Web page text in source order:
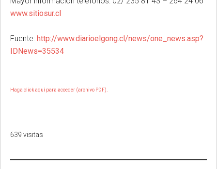
www.sitiosur.cl
Fuente: http://www.diarioelgong.cl/news/one_news.asp?
IDNews=35534
Haga click aquí para acceder (archivo PDF).
639 visitas